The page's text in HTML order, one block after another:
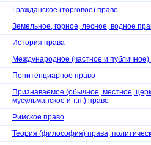
Гражданское (торговое) право
Земельное, горное, лесное, водное
История права
Международное (частное и публичное)
Пенитенциарное право
Признаваемое (обычное, местное,
мусульманское и т.п.) право
Римское право
Теория (философия) права,